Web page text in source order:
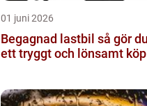
01 juni 2026
Begagnad lastbil så gör du
ett tryggt och lönsamt köp